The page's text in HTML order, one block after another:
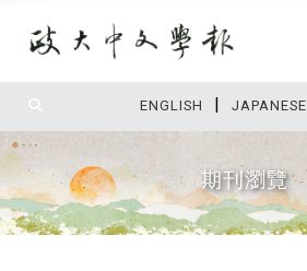
ENGLISH | JAPANESE
期刊瀏覽